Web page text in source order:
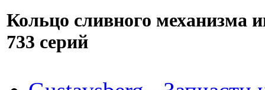
Кольцо сливного механизма
733 серий